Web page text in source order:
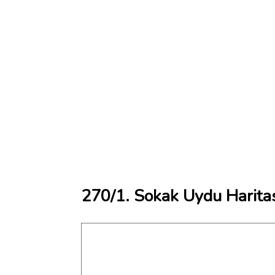
270/1. Sokak Uydu